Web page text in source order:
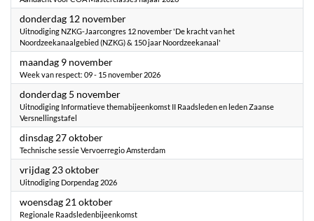
donderdag 12 november2026
Uitnodiging NZKG-Jaarcongres 12 november 'De kracht van het
Noordzeekanaalgebied (NZKG) & 150 jaar Noordzeekanaal'
maandag 9 november2026
Week van respect: 09 - 15 november 2026
donderdag 5 november2026
Uitnodiging Informatieve themabijeenkomst II Raadsleden en leden Zaanse
Versnellingstafel
dinsdag 27 oktober2026
Technische sessie Vervoerregio Amsterdam
vrijdag 23 oktober2026
Uitnodiging Dorpendag 2026
woensdag 21 oktober2026
Regionale Raadsledenbijeenkomst